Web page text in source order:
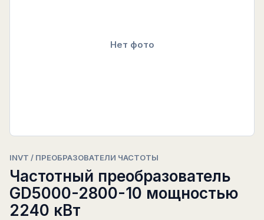
Нет фото
INVT / ПРЕОБРАЗОВАТЕЛИ ЧАСТОТЫ
Частотный преобразователь
GD5000-2800-10 мощностью
2240 кВт